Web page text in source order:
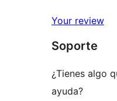
estrellas
de
estrellas
Your review
Soporte
¿Tienes algo
ayuda?